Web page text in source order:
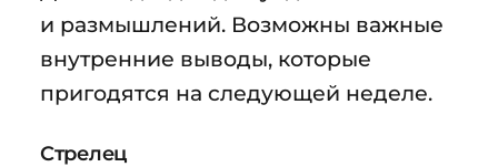
и размышлений. Возможны важные
внутренние выводы, которые
пригодятся на следующей неделе.
Стрелец